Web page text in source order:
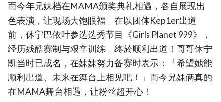
而今年兄妹档在MAMA颁奖典礼相遇，各自展现出
色表演，让现场大饱眼福！在以团体Kep1er出道
前，休宁巴依叶参选选秀节目《Girls Planet 999》，
经历残酷赛制与艰辛训练，终於顺利出道！哥哥休宁
凯当时已成名，在妹妹努力备赛时表示：「希望她能
顺利出道、未来在舞台上相见吧！」而今兄妹俩真的
在MAMA舞台相遇，让粉丝超开心！